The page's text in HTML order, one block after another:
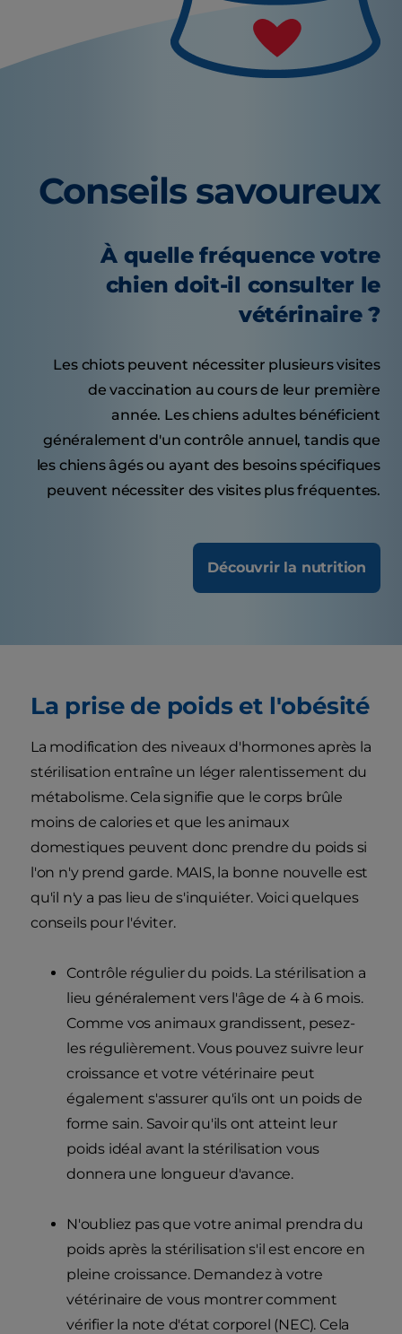
Conseils savoureux
À quelle fréquence votre
chien doit-il consulter le
vétérinaire ?
Les chiots peuvent nécessiter plusieurs visites
de vaccination au cours de leur première
année. Les chiens adultes bénéficient
généralement d'un contrôle annuel, tandis que
les chiens âgés ou ayant des besoins spécifiques
peuvent nécessiter des visites plus fréquentes.
Découvrir la nutrition
La prise de poids et l'obésité
La modification des niveaux d'hormones après la
stérilisation entraîne un léger ralentissement du
métabolisme. Cela signifie que le corps brûle
moins de calories et que les animaux
domestiques peuvent donc prendre du poids si
l'on n'y prend garde. MAIS, la bonne nouvelle est
qu'il n'y a pas lieu de s'inquiéter. Voici quelques
conseils pour l'éviter.
Contrôle régulier du poids. La stérilisation a
lieu généralement vers l'âge de 4 à 6 mois.
Comme vos animaux grandissent, pesez-
les régulièrement. Vous pouvez suivre leur
croissance et votre vétérinaire peut
également s'assurer qu'ils ont un poids de
forme sain. Savoir qu'ils ont atteint leur
poids idéal avant la stérilisation vous
donnera une longueur d'avance.
N'oubliez pas que votre animal prendra du
poids après la stérilisation s'il est encore en
pleine croissance. Demandez à votre
vétérinaire de vous montrer comment
vérifier la note d'état corporel (NEC). Cela